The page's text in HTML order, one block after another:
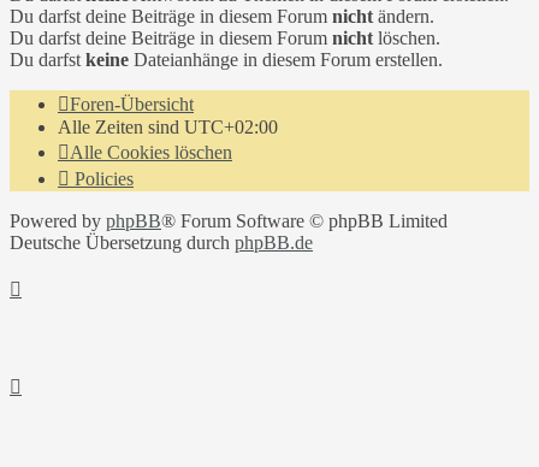
Du darfst deine Beiträge in diesem Forum nicht ändern.
Du darfst deine Beiträge in diesem Forum nicht löschen.
Du darfst keine Dateianhänge in diesem Forum erstellen.
Foren-Übersicht
Alle Zeiten sind UTC+02:00
Alle Cookies löschen
Policies
Powered by phpBB® Forum Software © phpBB Limited
Deutsche Übersetzung durch phpBB.de